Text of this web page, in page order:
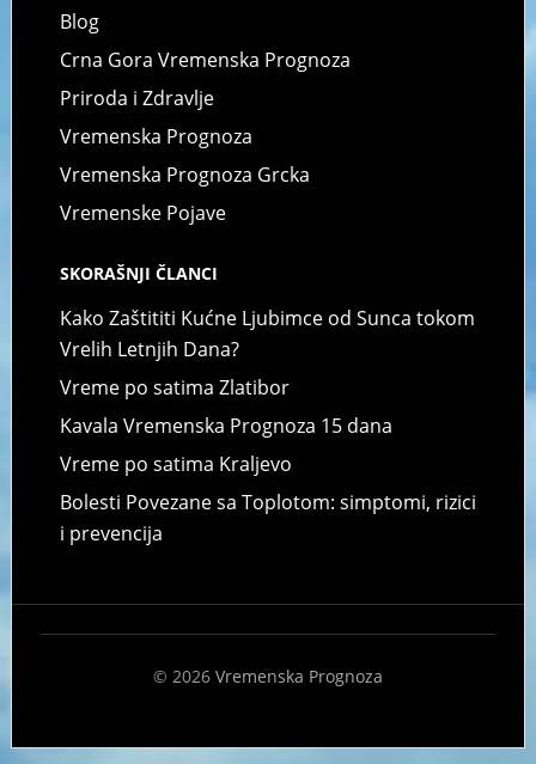
Blog
Crna Gora Vremenska Prognoza
Priroda i Zdravlje
Vremenska Prognoza
Vremenska Prognoza Grcka
Vremenske Pojave
SKORAŠNJI ČLANCI
Kako Zaštititi Kućne Ljubimce od Sunca tokom
Vrelih Letnjih Dana?
Vreme po satima Zlatibor
Kavala Vremenska Prognoza 15 dana
Vreme po satima Kraljevo
Bolesti Povezane sa Toplotom: simptomi, rizici
i prevencija
© 2026 Vremenska Prognoza